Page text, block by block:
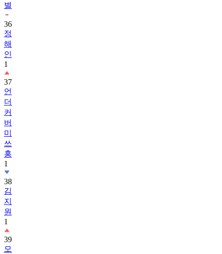
별
36
정
해
인
1
37
언
더
커
버
미
쓰
홍
1
38
김
지
원
1
39
모